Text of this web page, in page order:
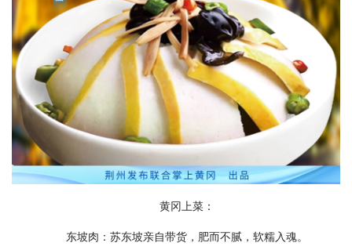
黄冈上菜：
东坡肉：苏东坡亲自带货，肥而不腻，软糯入魂。